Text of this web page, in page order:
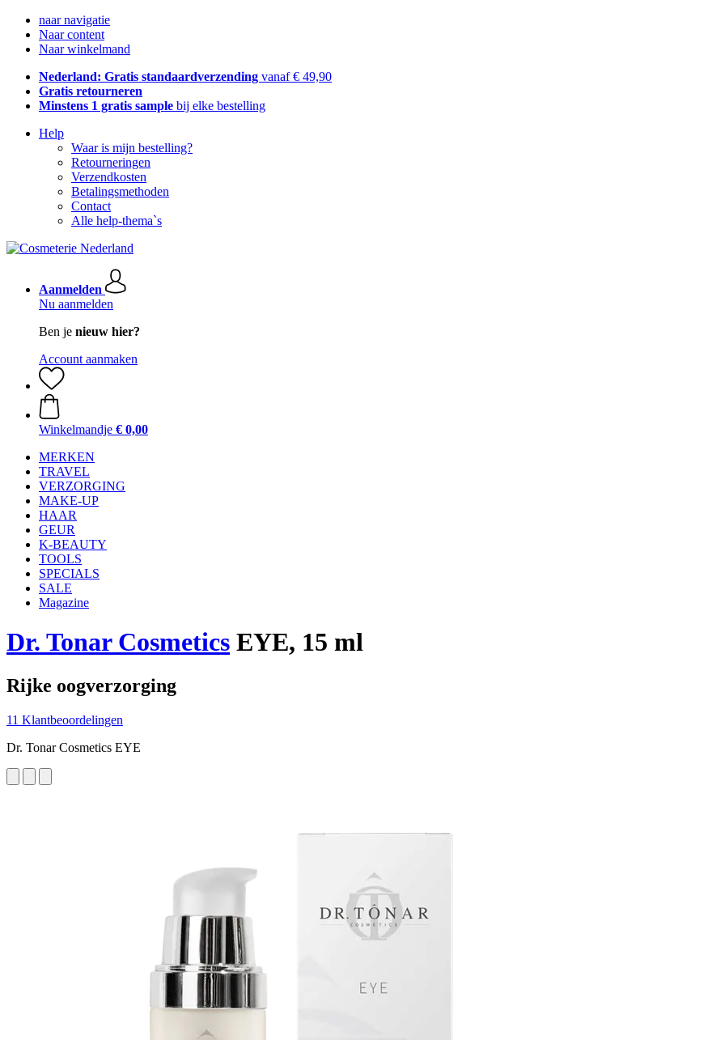
naar navigatie
Naar content
Naar winkelmand
Nederland: Gratis standaardverzending vanaf € 49,90
Gratis retourneren
Minstens 1 gratis sample bij elke bestelling
Help
Waar is mijn bestelling?
Retourneringen
Verzendkosten
Betalingsmethoden
Contact
Alle help-thema`s
Aanmelden
Nu aanmelden
Ben je nieuw hier?
Account aanmaken
Winkelmandje € 0,00
MERKEN
TRAVEL
VERZORGING
MAKE-UP
HAAR
GEUR
K-BEAUTY
TOOLS
SPECIALS
SALE
Magazine
Dr. Tonar Cosmetics EYE, 15 ml
Rijke oogverzorging
11 Klantbeoordelingen
Dr. Tonar Cosmetics EYE